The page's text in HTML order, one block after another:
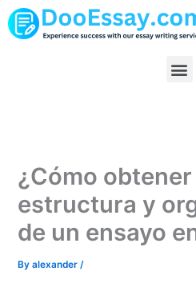
Skip
to
¿Cómo
estructura y
de un ensayo
Byalexander/